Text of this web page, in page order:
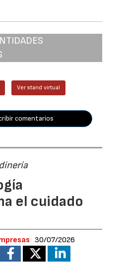
Ver stand virtual
comentarios
el cuidado
30/07/2026